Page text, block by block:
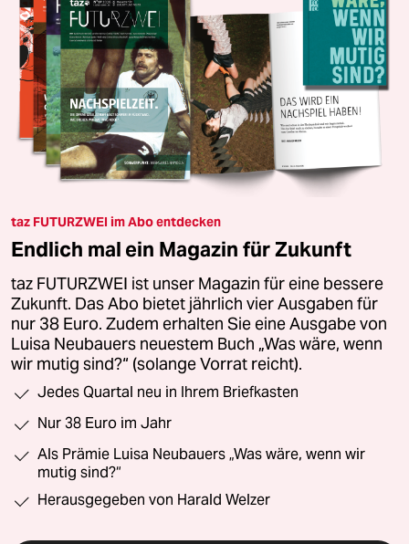
taz FUTURZWEI im Abo entdecken
Endlich mal ein Magazin für Zukunft
taz FUTURZWEI ist unser Magazin für eine bessere
Zukunft. Das Abo bietet jährlich vier Ausgaben für
nur 38 Euro. Zudem erhalten Sie eine Ausgabe von
Luisa Neubauers neuestem Buch „Was wäre, wenn
wir mutig sind?“ (solange Vorrat reicht).
Jedes Quartal neu in Ihrem Briefkasten
Nur 38 Euro im Jahr
Als Prämie Luisa Neubauers „Was wäre, wenn wir
mutig sind?“
Herausgegeben von Harald Welzer